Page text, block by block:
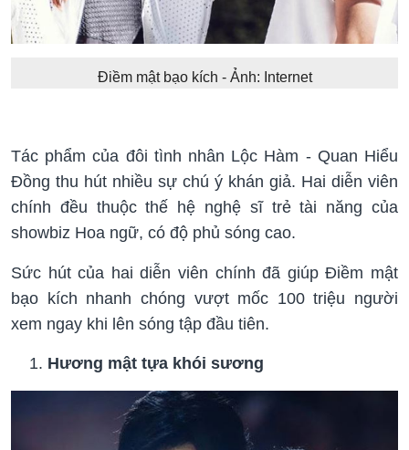
Điềm mật bạo kích - Ảnh: Internet
Tác phẩm của đôi tình nhân Lộc Hàm - Quan Hiểu
Đồng thu hút nhiều sự chú ý khán giả. Hai diễn viên
chính đều thuộc thế hệ nghệ sĩ trẻ tài năng của
showbiz Hoa ngữ, có độ phủ sóng cao.
Sức hút của hai diễn viên chính đã giúp Điềm mật
bạo kích nhanh chóng vượt mốc 100 triệu người
xem ngay khi lên sóng tập đầu tiên.
Hương mật tựa khói sương